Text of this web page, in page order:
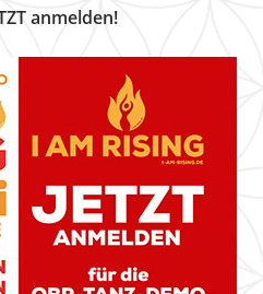
anmelden!